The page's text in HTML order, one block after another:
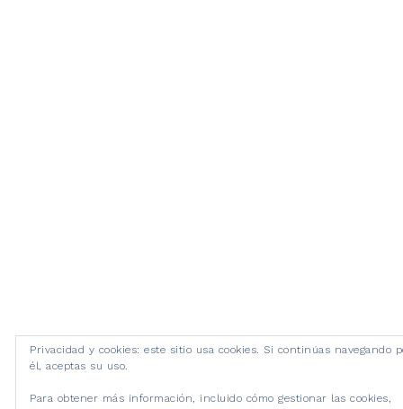
Privacidad y cookies: este sitio usa cookies. Si continúas navegando
él, aceptas su uso.
Para obtener más información, incluido cómo gestionar las cookies,